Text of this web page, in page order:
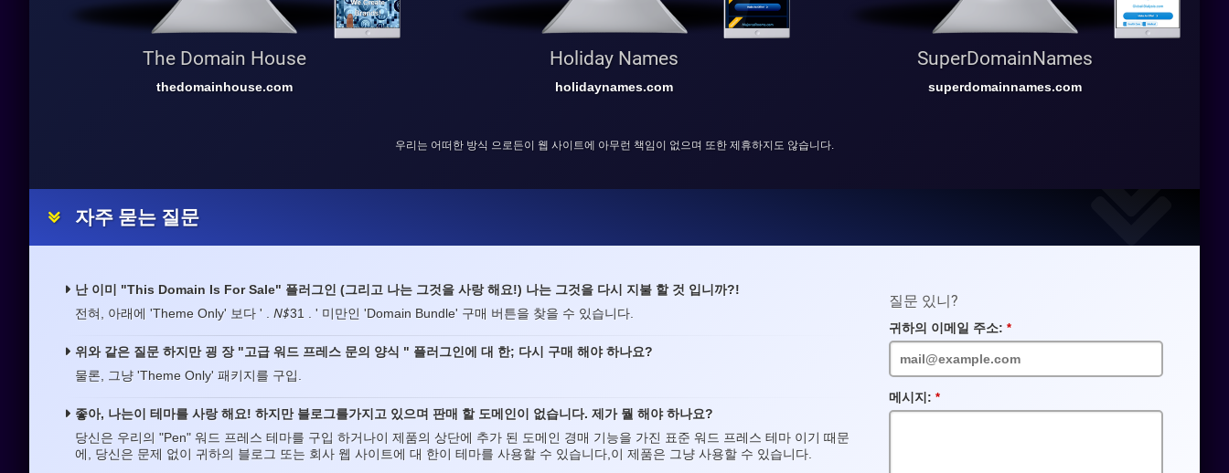
The Domain House
thedomainhouse.com
Holiday Names
holidaynames.com
SuperDomainNames
superdomainnames.com
우리는 어떠한 방식 으로든이 웹 사이트에 아무런 책임이 없으며 또한 제휴하지도 않습니다.
자주 묻는 질문
난 이미 "This Domain Is For Sale" 플러그인 (그리고 나는 그것을 사랑 해요!) 나는 그것을 다시 지불 할 것 입니까?!
전혀, 아래에 'Theme Only' 보다 ' . N$31 . ' 미만인 'Domain Bundle' 구매 버튼을 찾을 수 있습니다.
위와 같은 질문 하지만 굉 장 "고급 워드 프레스 문의 양식 " 플러그인에 대 한; 다시 구매 해야 하나요?
물론, 그냥 'Theme Only' 패키지를 구입.
좋아, 나는이 테마를 사랑 해요! 하지만 블로그를가지고 있으며 판매 할 도메인이 없습니다. 제가 뭘 해야 하나요?
당신은 우리의 "Pen" 워드 프레스 테마를 구입 하거나이 제품의 상단에 추가 된 도메인 경매 기능을 가진 표준 워드 프레스 테마 이기 때문
에, 당신은 문제 없이 귀하의 블로그 또는 회사 웹 사이트에 대 한이 테마를 사용할 수 있습니다,이 제품은 그냥 사용할 수 있습니다.
질문 있니?
귀하의 이메일 주소:
수
입
력
메시지:
수